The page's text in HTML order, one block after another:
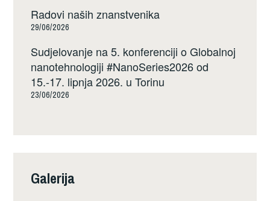
Radovi naših znanstvenika
29/06/2026
Sudjelovanje na 5. konferenciji o Globalnoj
nanotehnologiji #NanoSeries2026 od
15.-17. lipnja 2026. u Torinu
23/06/2026
Galerija